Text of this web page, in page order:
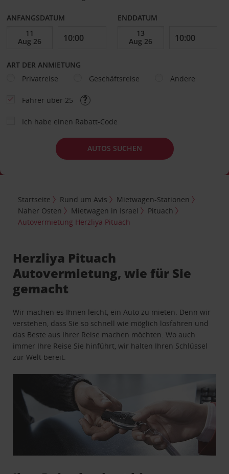
ANFANGSDATUM ENDDATUM
ART DER ANMIETUNG
Privatreise
Geschäftsreise Andere
Fahrer über 25
Ich habe einen Rabatt-Code
AUTOS SUCHEN
Startseite Rund um Avis
Mietwagen-Stationen
Naher Osten
Mietwagen in Israel
Pituach
Autovermietung Herzliya Pituach
Herzliya Pituach
Autovermietung, wie für Sie
gemacht
Wir machen es Ihnen leicht, ein Auto zu mieten. Denn wir
verstehen, dass Sie so schnell wie möglich losfahren und
das Beste aus Ihrer Reise machen möchten. Wo auch
immer Ihre Reise Sie hinführt, wir halten Ihren Schlüssel
zur Welt bereit.